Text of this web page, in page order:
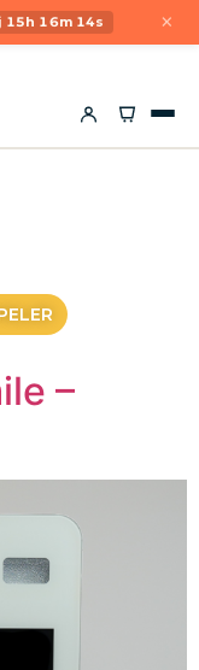
15h 16m 14s ×
–